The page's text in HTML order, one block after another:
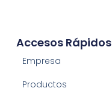
Accesos Rápidos
Empresa
Productos